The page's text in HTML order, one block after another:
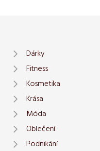
Dárky
Fitness
Kosmetika
Krása
Móda
Oblečení
Podnikání